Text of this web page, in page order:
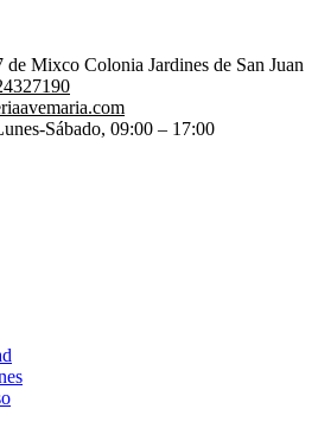
de Mixco Colonia Jardines de San Juan
Sábado, 09:00 – 17:00